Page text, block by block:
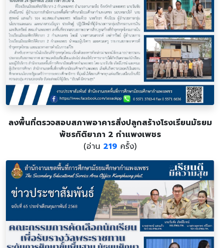
ลงพื้นที่ตรวจสอบสภาพอาคารสิ่งปลูกสร้างโรงเรียนมัธยม
พัชรกิติยาภา 2 กำแพงเพชร
(อ่าน 219 ครั้ง)